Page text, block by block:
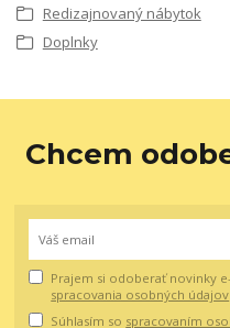
Redizajnovaný nábytok
Doplnky
Chcem
Prajem si odoberať novinky
spracovania osobných údajov
Súhlasím so spracovaním